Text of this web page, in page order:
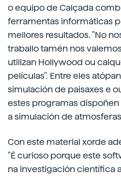
o equipo de Calçada
ferramentas informáticas
mellores resultados. "No
traballo tamén nos
utilizan Hollywood ou
películas". Entre eles
simulación de paisaxes e
estes programas
a simulación de
Con este material xorde
"É curioso porque este
na investigación científica